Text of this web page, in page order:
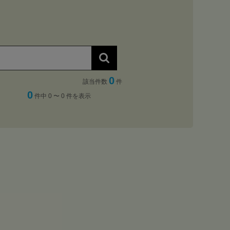
該当件数 0 件
0 件中 0 〜 0 件を表示